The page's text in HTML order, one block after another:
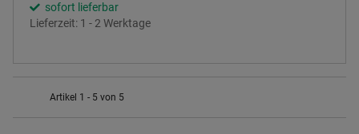
sofort lieferbar
Lieferzeit: 1 - 2 Werktage
Artikel 1 - 5 von 5